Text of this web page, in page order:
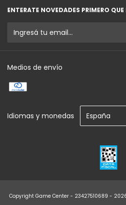
ENTERATE NOVEDADES PRIMERO
Medios de envío
Idiomas y monedas
Copyright Game Center - 23427510689 -